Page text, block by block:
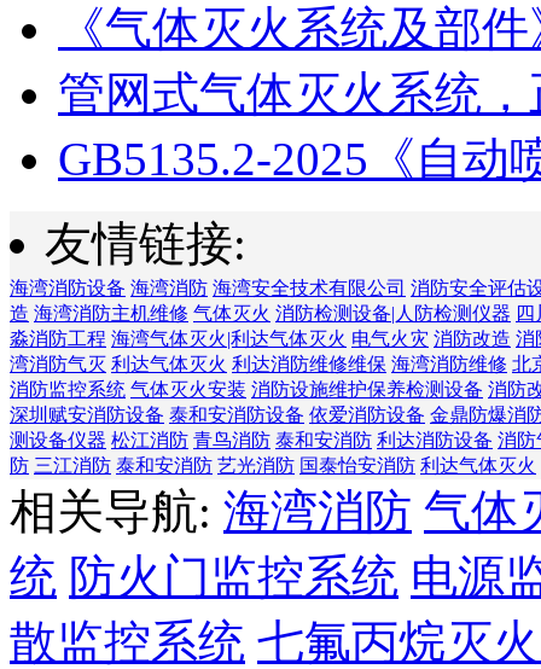
《气体灭火系统及部件
管网式气体灭火系统，
GB5135.2-2025《自动
友情链接:
海湾消防设备 海湾消防 海湾安全技术有限公司 消防安全评估
造 海湾消防主机维修 气体灭火 消防检测设备|人防检测仪器
淼消防工程 海湾气体灭火|利达气体灭火 电气火灾 消防改造 消
湾消防气灭 利达气体灭火 利达消防维修维保 海湾消防维修 北
消防监控系统 气体灭火安装 消防设施维护保养检测设备 消防
深圳赋安消防设备 泰和安消防设备 依爱消防设备 金鼎防爆消
测设备仪器 松江消防 青鸟消防 泰和安消防 利达消防设备 消防
防 三江消防 泰和安消防 艺光消防 国泰怡安消防 利达气体灭火
相关导航: 海湾消防 气体
统 防火门监控系统 电源
散监控系统 七氟丙烷灭